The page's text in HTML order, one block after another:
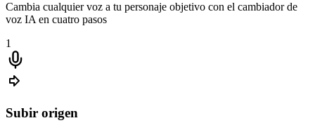
Cambia cualquier voz a tu personaje objetivo con el cambiador de
voz IA en cuatro pasos
1
Subir origen